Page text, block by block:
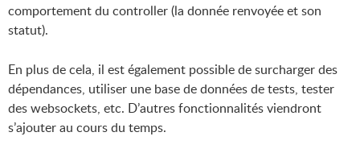
comportement du controller (la donnée renvoyée et son
statut).
En plus de cela, il est également possible de surcharger des
dépendances, utiliser une base de données de tests, tester
des websockets, etc. D’autres fonctionnalités viendront
s’ajouter au cours du temps.